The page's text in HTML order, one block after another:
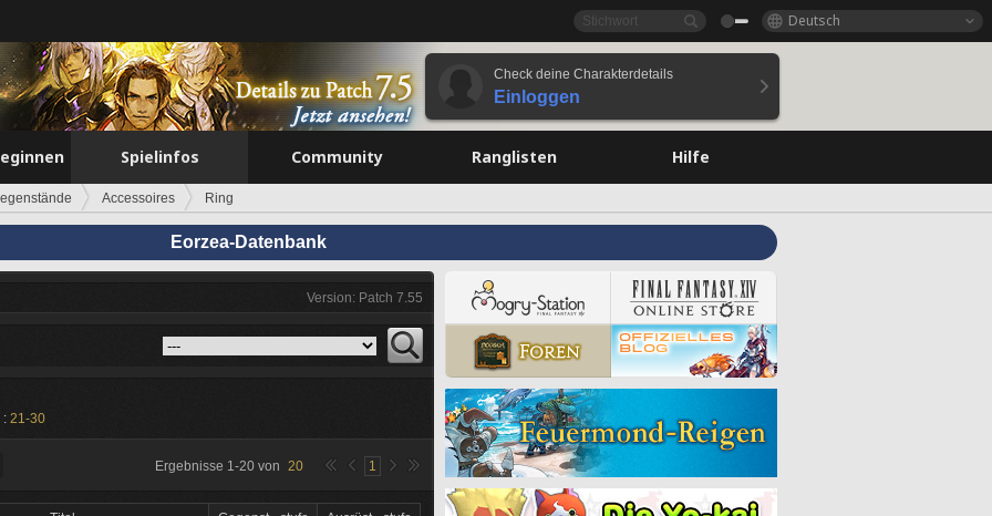
Deutsch
Check deine Charakterdetails
Einloggen
Spielinfos Community Ranglisten Hilfe
Accessoires Ring
Eorzea-Datenbank
Version: Patch 7.55
: 21-30
Ergebnisse 1-20 von 20 1